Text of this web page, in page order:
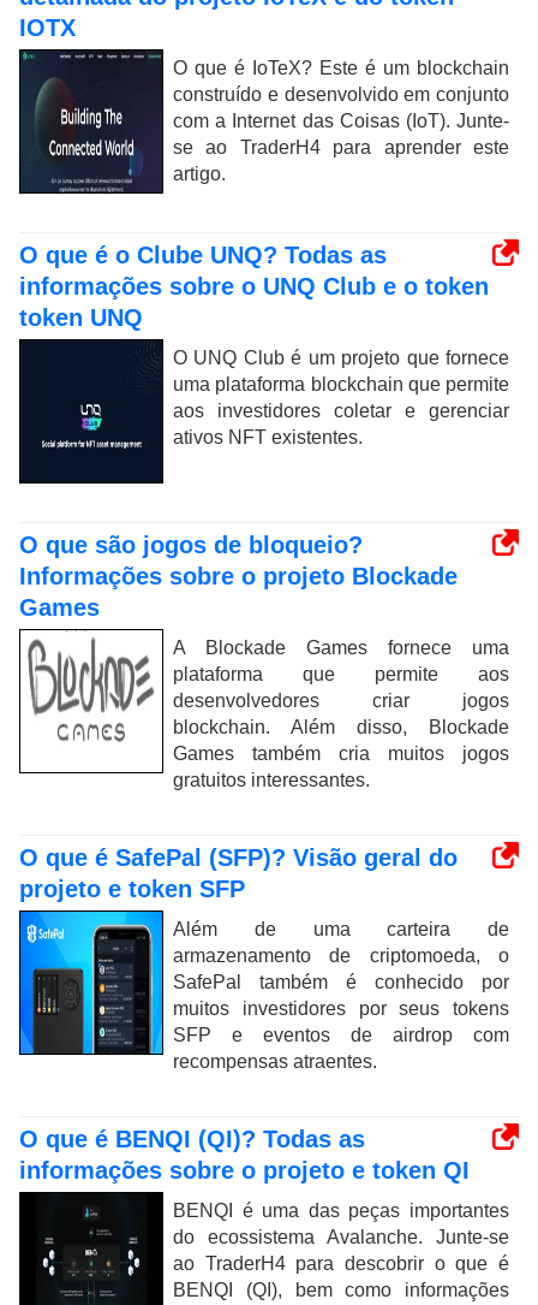
IOTX
O que é IoTeX? Este é um blockchain
construído e desenvolvido em conjunto
com a Internet das Coisas (IoT). Junte-
se ao TraderH4 para aprender este
artigo.
O que é o Clube UNQ? Todas as
informações sobre o UNQ Club e o token
token UNQ
O UNQ Club é um projeto que fornece
uma plataforma blockchain que permite
aos investidores coletar e gerenciar
ativos NFT existentes.
O que são jogos de bloqueio?
Informações sobre o projeto Blockade
Games
A Blockade Games fornece uma
plataforma que permite aos
desenvolvedores criar jogos
blockchain. Além disso, Blockade
Games também cria muitos jogos
gratuitos interessantes.
O que é SafePal (SFP)? Visão geral do
projeto e token SFP
Além de uma carteira de
armazenamento de criptomoeda, o
SafePal também é conhecido por
muitos investidores por seus tokens
SFP e eventos de airdrop com
recompensas atraentes.
O que é BENQI (QI)? Todas as
informações sobre o projeto e token QI
BENQI é uma das peças importantes
do ecossistema Avalanche. Junte-se
ao TraderH4 para descobrir o que é
BENQI (QI), bem como informações